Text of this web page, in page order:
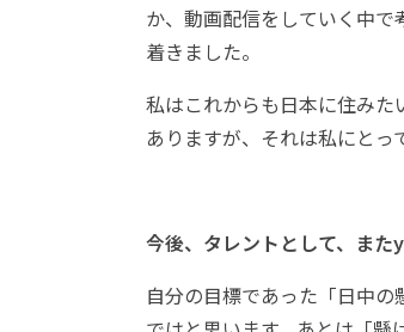
か、動画配信をしていく中
着きました。
私はこれからも日本に住み
ありますが、それは私にとっ
今後、タレントとして、ま
自分の目標であった「日中